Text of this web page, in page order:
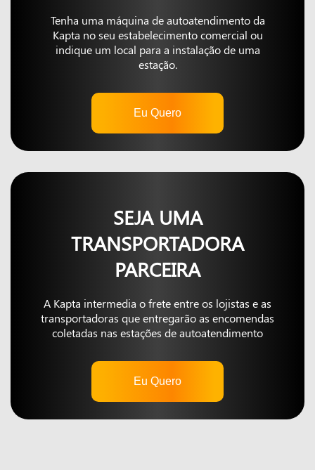
Tenha uma máquina de autoatendimento da
Kapta no seu estabelecimento comercial ou
indique um local para a instalação de uma
estação.
Eu Quero
SEJA UMA
TRANSPORTADORA
PARCEIRA
A Kapta intermedia o frete entre os lojistas e as
transportadoras que entregarão as encomendas
coletadas nas estações de autoatendimento
Eu Quero